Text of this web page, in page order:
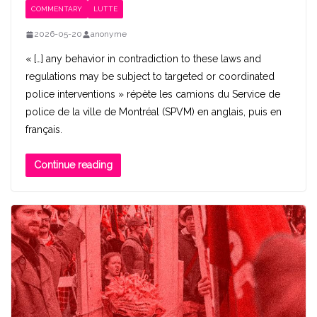
COMMENTARY LUTTE
2026-05-20 anonyme
« […] any behavior in contradiction to these laws and
regulations may be subject to targeted or coordinated
police interventions » répète les camions du Service de
police de la ville de Montréal (SPVM) en anglais, puis en
français.
Continue reading